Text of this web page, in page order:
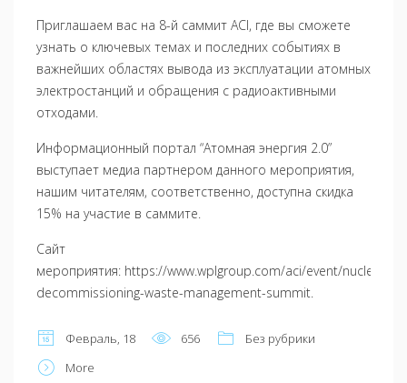
Приглашаем вас на 8-й саммит ACI, где вы сможете
узнать о ключевых темах и последних событиях в
важнейших областях вывода из эксплуатации атомных
электростанций и обращения с радиоактивными
отходами.
Информационный портал “Атомная энергия 2.0”
выступает медиа партнером данного мероприятия,
нашим читателям, соответственно, доступна скидка
15% на участие в саммите.
Сайт
мероприятия: https://www.wplgroup.com/aci/event/nuclear-
decommissioning-waste-management-summit.
Февраль, 18 656
Без рубрики
More